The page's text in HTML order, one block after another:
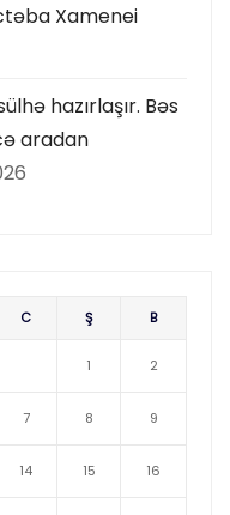
Xamenei
hazırlaşır. Bəs
aradan
C Ş B
1 2
7 8 9
14 15 16